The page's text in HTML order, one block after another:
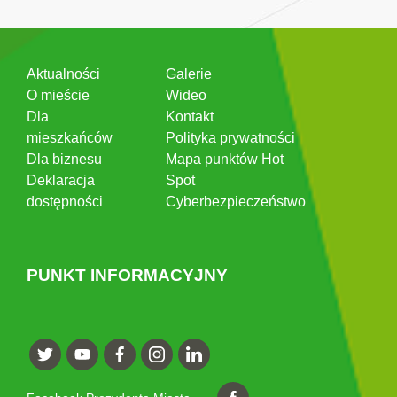
Aktualności
O mieście
Dla
mieszkańców
Dla biznesu
Deklaracja
dostępności
Galerie
Wideo
Kontakt
Polityka prywatności
Mapa punktów Hot
Spot
Cyberbezpieczeństwo
PUNKT INFORMACYJNY